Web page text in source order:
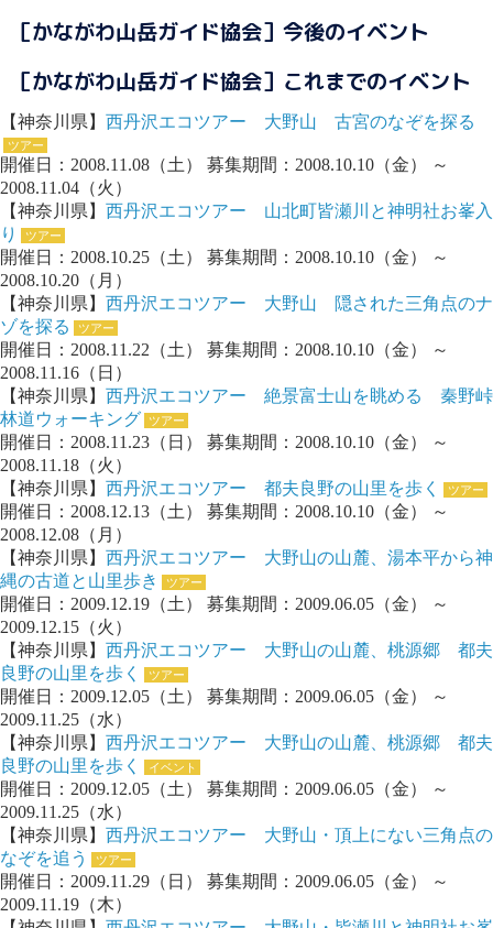
［かながわ山岳ガイド協会］今後のイベント
［かながわ山岳ガイド協会］これまでのイベント
【神奈川県】 西丹沢エコツアー 大野山 古宮のなぞを探る
ツアー
開催日：2008.11.08（土） 募集期間：2008.10.10（金） ～
2008.11.04（火）
【神奈川県】 西丹沢エコツアー 山北町皆瀬川と神明社お峯入
り
ツアー
開催日：2008.10.25（土） 募集期間：2008.10.10（金） ～
2008.10.20（月）
【神奈川県】 西丹沢エコツアー 大野山 隠された三角点のナ
ゾを探る
ツアー
開催日：2008.11.22（土） 募集期間：2008.10.10（金） ～
2008.11.16（日）
【神奈川県】 西丹沢エコツアー 絶景富士山を眺める 秦野峠
林道ウォーキング
ツアー
開催日：2008.11.23（日） 募集期間：2008.10.10（金） ～
2008.11.18（火）
【神奈川県】 西丹沢エコツアー 都夫良野の山里を歩く ツアー
開催日：2008.12.13（土） 募集期間：2008.10.10（金） ～
2008.12.08（月）
【神奈川県】 西丹沢エコツアー 大野山の山麓、湯本平から神
縄の古道と山里歩き
ツアー
開催日：2009.12.19（土） 募集期間：2009.06.05（金） ～
2009.12.15（火）
【神奈川県】 西丹沢エコツアー 大野山の山麓、桃源郷 都夫
良野の山里を歩く
ツアー
開催日：2009.12.05（土） 募集期間：2009.06.05（金） ～
2009.11.25（水）
【神奈川県】 西丹沢エコツアー 大野山の山麓、桃源郷 都夫
良野の山里を歩く
イベント
開催日：2009.12.05（土） 募集期間：2009.06.05（金） ～
2009.11.25（水）
【神奈川県】 西丹沢エコツアー 大野山・頂上にない三角点の
なぞを追う
ツアー
開催日：2009.11.29（日） 募集期間：2009.06.05（金） ～
2009.11.19（木）